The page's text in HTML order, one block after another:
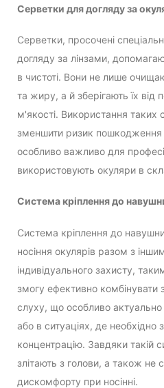
Серветки для догляду за
Серветки, просочені
догляду за лінзами,
в чистоті. Вони не лише
та жиру, а й зберігають їх від
м'якості. Використання таких
зменшити ризик пошкодження
особливо важливо для
використовують окуляри в
Система кріплення до
Система кріплення до
носіння окулярів разом з
індивідуального захисту,
змогу ефективно комбінувати
слуху, що особливо
або в ситуаціях, де необхідно
концентрацію. Завдяки такій
злітають з голови, а також не
дискомфорту при носінні.